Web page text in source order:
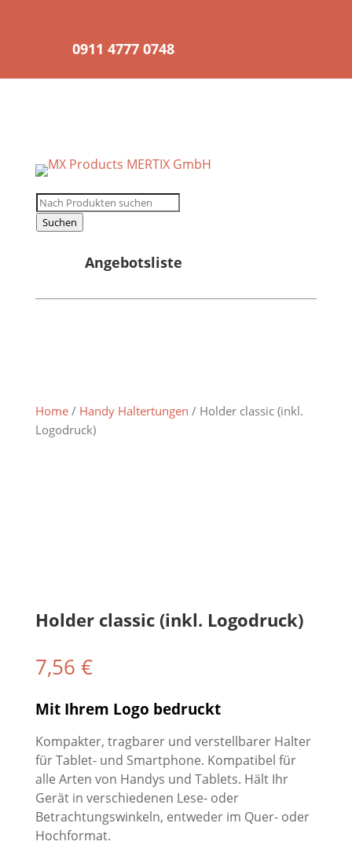
0911 4777 0748
Products
search
Suchen
Angebotsliste
Home/ Handy Haltertungen / Holder classic (inkl.
Logodruck)
Holder classic (inkl. Logodruck)
7,56 €
Mit Ihrem Logo bedruckt
Kompakter, tragbarer und verstellbarer Halter
für Tablet- und Smartphone. Kompatibel für
alle Arten von Handys und Tablets. Hält Ihr
Gerät in verschiedenen Lese- oder
Betrachtungswinkeln, entweder im Quer- oder
Hochformat.